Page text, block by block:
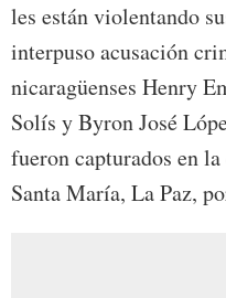
les están violentando
interpuso acusación
nicaragüenses Henry
Solís y Byron José
fueron capturados en
Santa María, La Paz,